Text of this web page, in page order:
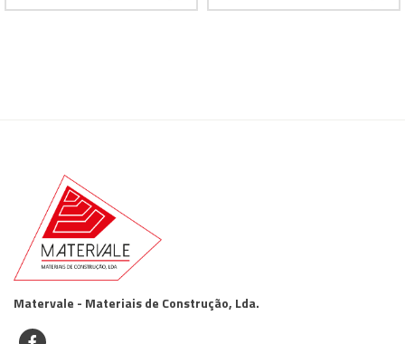
Matervale - Materiais de Construção, Lda.